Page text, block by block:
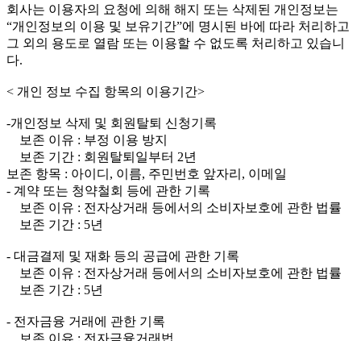
회사는 이용자의 요청에 의해 해지 또는 삭제된 개인정보는
“개인정보의 이용 및 보유기간”에 명시된 바에 따라 처리하고
그 외의 용도로 열람 또는 이용할 수 없도록 처리하고 있습니
다.
< 개인 정보 수집 항목의 이용기간>
-개인정보 삭제 및 회원탈퇴 신청기록
보존 이유 : 부정 이용 방지
보존 기간 : 회원탈퇴일부터 2년
보존 항목 : 아이디, 이름, 주민번호 앞자리, 이메일
- 계약 또는 청약철회 등에 관한 기록
보존 이유 : 전자상거래 등에서의 소비자보호에 관한 법률
보존 기간 : 5년
- 대금결제 및 재화 등의 공급에 관한 기록
보존 이유 : 전자상거래 등에서의 소비자보호에 관한 법률
보존 기간 : 5년
- 전자금융 거래에 관한 기록
보존 이유 : 전자금융거래법